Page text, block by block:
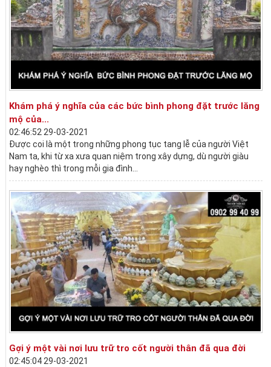
Khám phá ý nghĩa của các bức bình phong đặt trước lăng
mộ của...
02:46:52 29-03-2021
Được coi là một trong những phong tục tang lễ của người Việt
Nam ta, khi từ xa xưa quan niệm trong xây dựng, dù người giàu
hay nghèo thì trong mỗi gia đình...
Gợi ý một vài nơi lưu trữ tro cốt người thân đã qua đời
02:45:04 29-03-2021